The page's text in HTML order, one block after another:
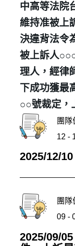
團
12 -
2025/12/
團
09 -
2025/09/
中高等法院
維持准被上
決違背法令
被上訴人
理人，經律
下成功獲最
○○號裁定，